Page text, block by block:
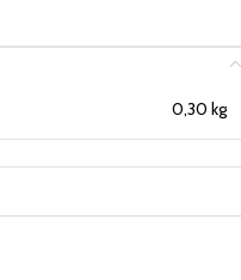
0,30 kg